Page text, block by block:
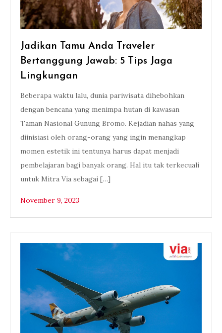
Jadikan Tamu Anda Traveler
Bertanggung Jawab: 5 Tips Jaga
Lingkungan
Beberapa waktu lalu, dunia pariwisata dihebohkan
dengan bencana yang menimpa hutan di kawasan
Taman Nasional Gunung Bromo. Kejadian nahas yang
diinisiasi oleh orang-orang yang ingin menangkap
momen estetik ini tentunya harus dapat menjadi
pembelajaran bagi banyak orang. Hal itu tak terkecuali
untuk Mitra Via sebagai […]
November 9, 2023